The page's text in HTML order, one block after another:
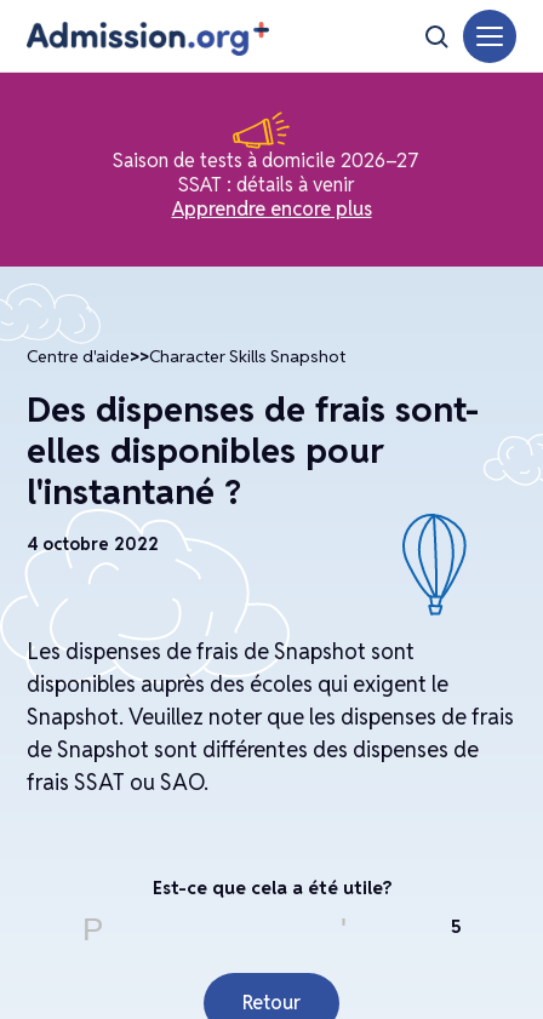
Saison de tests à domicile 2026–27
SSAT : détails à venir
Apprendre encore plus
Centre d'aide>>Character Skills Snapshot
Des dispenses de frais sont-
elles disponibles pour
l'instantané ?
4 octobre 2022
Les dispenses de frais de Snapshot sont
disponibles auprès des écoles qui exigent le
Snapshot. Veuillez noter que les dispenses de frais
de Snapshot sont différentes des dispenses de
frais SSAT ou SAO.
Est-ce que cela a été utile?
Pouce en l'air 5
Retour